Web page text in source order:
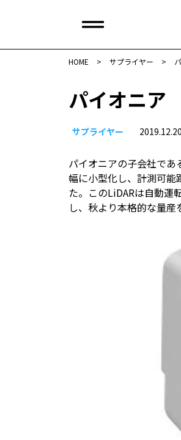
HOME > サプライヤー >
パイオニア
サプライヤー 2019.12.20
パイオニアの子会社で
幅に小型化し、計測可
た。このLiDARは自動運
し、秋より本格的な量産